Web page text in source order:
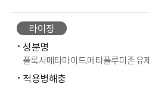
라이징
성분명
플룩사메타마이드.메타플루미존 유제
적용병해충